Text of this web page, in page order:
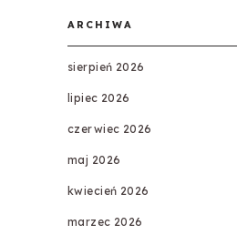
ARCHIWA
sierpień 2026
lipiec 2026
czerwiec 2026
maj 2026
kwiecień 2026
marzec 2026